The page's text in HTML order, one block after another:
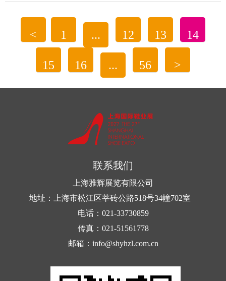
的“黄金跳板”，也有人质疑展会成本高企、效果虚
化，难以适应新时代的市场需求。事实上，成品鞋
项”，关键在于能否找准定位、精准施策，让展会成
从传统织物到高科技纤维，每一种材料都有其独特
的性能与特点，为鞋的设计提供了无限可能。
1.天然皮革：经典与奢华的象征
皮、羊皮、猪皮等不同类型的皮革，因其纤维结构
与表面纹理的差异，呈现出各具特色的外观与性
称；羊皮鞋则以其柔软细腻、...
< 1 ... 12 13 14
15 16 ... 56 >
联系我们
上海雅辉展览有限公司
地址：上海市松江区莘砖公路518号34幢702室
电话：021-33730859
传真：021-51561778
邮箱：info@shyhzl.com.cn